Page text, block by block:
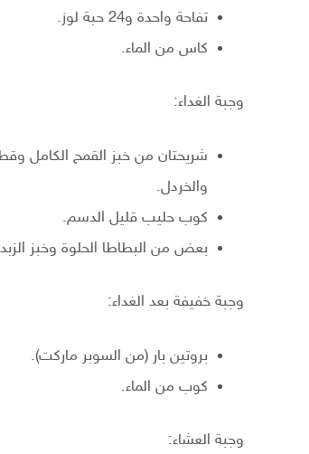
تفاحة واحدة و24 حبة لوز.
كاس من الماء.
وجبة الغداء:
شريحتان من خبز القمح الكامل
والخردل.
كوب حليب قليل الدسم.
بعض من البطاطا الحلوة وخبز
وجبة خفيفة بعد الغداء:
بروتين بار (من السوبر ماركت).
كوب من الماء.
وجبة العشاء: